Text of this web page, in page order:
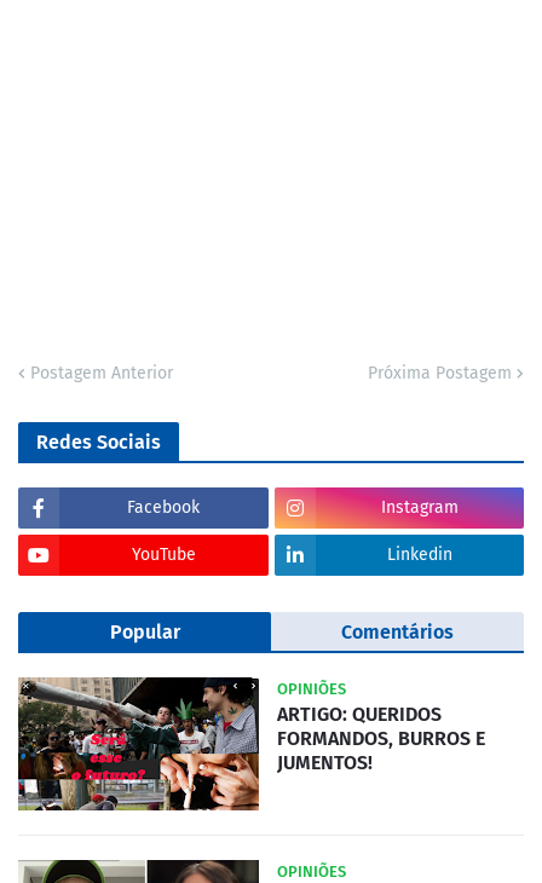
Postagem Anterior Próxima Postagem
Redes Sociais
Facebook Instagram
YouTube Linkedin
Popular Comentários
OPINIÕES
ARTIGO: QUERIDOS
FORMANDOS, BURROS E
JUMENTOS!
OPINIÕES